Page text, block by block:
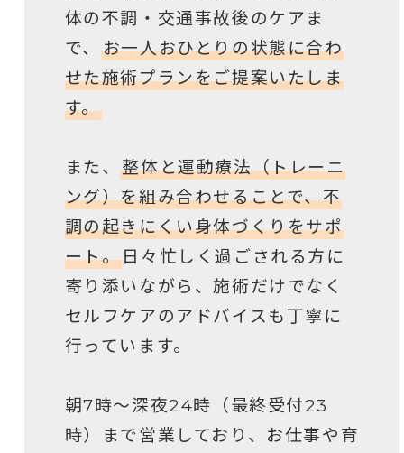
体の不調・交通事故後のケアま
で、 お一人おひとりの状態に合わ
せた施術プランをご提案いたしま
す。
また、整体と運動療法（トレーニ
ング）を組み合わせることで、不
調の起きにくい身体づくりをサポ
ート。 日々忙しく過ごされる方に
寄り添いながら、施術だけでなく
セルフケアのアドバイスも丁寧に
行っています。
朝7時〜深夜24時（最終受付23
時）まで営業しており、お仕事や育